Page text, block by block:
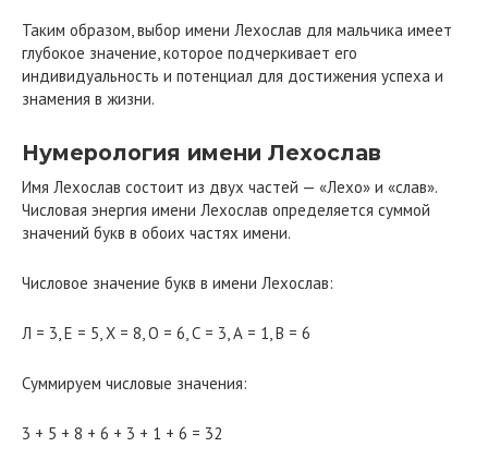
Таким образом, выбор имени Лехослав для мальчика имеет
глубокое значение, которое подчеркивает его
индивидуальность и потенциал для достижения успеха и
знамения в жизни.
Нумерология имени Лехослав
Имя Лехослав состоит из двух частей — «Лехо» и «слав».
Числовая энергия имени Лехослав определяется суммой
значений букв в обоих частях имени.
Числовое значение букв в имени Лехослав:
Л = 3, Е = 5, Х = 8, О = 6, С = 3, А = 1, В = 6
Суммируем числовые значения:
3 + 5 + 8 + 6 + 3 + 1 + 6 = 32